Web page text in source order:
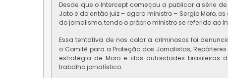
Desde que o Intercept começou a publicar a série
Jato e do então juiz – agora ministro – Sergio Moro,
do jornalismo, tendo o próprio ministro se referido ao
Essa tentativa de nos colar a criminosos foi
o Comitê para a Proteção dos Jornalistas,
estratégia de Moro e das autoridades
trabalho jornalístico.